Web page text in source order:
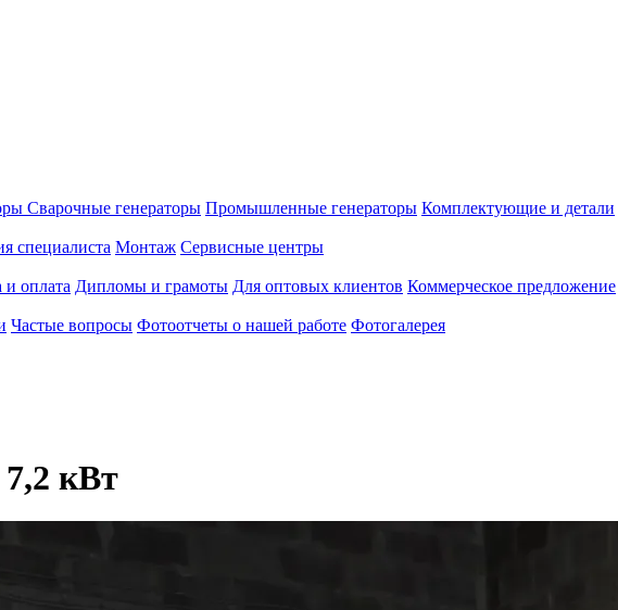
Сварочные генераторы Промышленные генераторы Комплектующие и детали
специалиста Монтаж Сервисные центры
оплата Дипломы и грамоты Для оптовых клиентов Коммерческое предложение
Частые вопросы Фотоотчеты о нашей работе Фотогалерея
кВт